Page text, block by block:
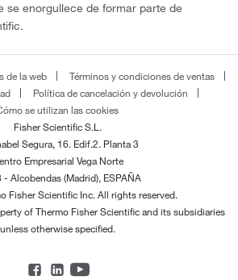
se enorgullece de formar parte de
de la web
Términos y condiciones de ventas
Política de cancelación y devolución
se utilizan las cookies
Fisher Scientific S.L.
Segura, 16. Edif.2. Planta 3
Empresarial Vega Norte
- Alcobendas (Madrid), ESPAÑA
Fisher Scientific Inc. All rights reserved.
of Thermo Fisher Scientific and its subsidiaries
unless otherwise specified.